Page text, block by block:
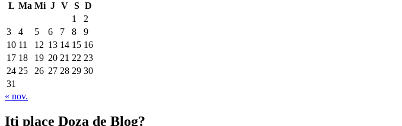
L Ma Mi J V S D
1
2
3
4 5 6 7 8
9
10 11 12 13 14 15 16
17 18 19 20 21 22 23
24 25 26 27 28 29 30
31
« nov.
Iti place Doza de Blog?